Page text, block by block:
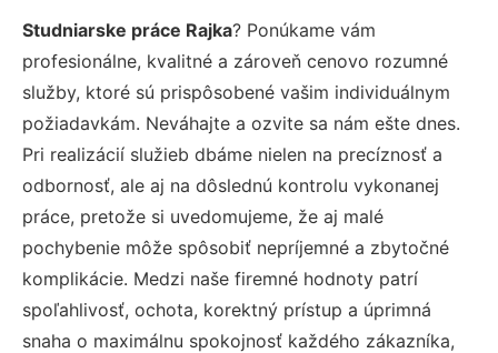
Studniarske práce Rajka? Ponúkame vám
profesionálne, kvalitné a zároveň cenovo rozumné
služby, ktoré sú prispôsobené vašim individuálnym
požiadavkám. Neváhajte a ozvite sa nám ešte dnes.
Pri realizácií služieb dbáme nielen na precíznosť a
odbornosť, ale aj na dôslednú kontrolu vykonanej
práce, pretože si uvedomujeme, že aj malé
pochybenie môže spôsobiť nepríjemné a zbytočné
komplikácie. Medzi naše firemné hodnoty patrí
spoľahlivosť, ochota, korektný prístup a úprimná
snaha o maximálnu spokojnosť každého zákazníka,